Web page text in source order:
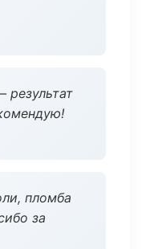
результат
пломба
за